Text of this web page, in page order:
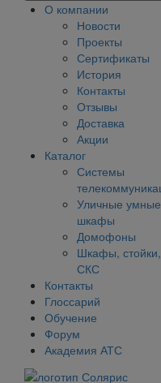
О компании
Новости
Проекты
Сертификаты
История
Контакты
Отзывы
Доставка
Акции
Каталог
Системы
Уличные умные
шкафы
Домофоны
Шкафы, стойки,
СКС
Контакты
Глоссарий
Обучение
Форум
Академия АТС